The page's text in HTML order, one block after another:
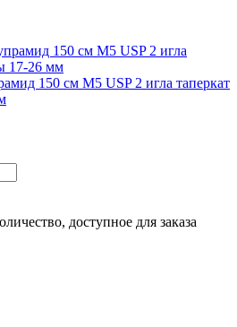
150 см М5 USP 2 игла таперкат
доступное для заказа